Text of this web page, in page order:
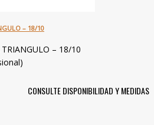
– 18/10
– 18/10
CONSULTE DISPONIBILIDAD Y MEDIDAS